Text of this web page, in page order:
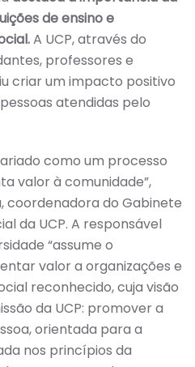
de ensino e
A UCP, através do
professores e
criar um impacto positivo
atendidas pelo
como um processo
valor à comunidade”,
coordenadora do Gabinete
da UCP. A responsável
“assume o
valor a organizações e
reconhecido, cuja visão
da UCP: promover a
orientada para a
nos princípios da